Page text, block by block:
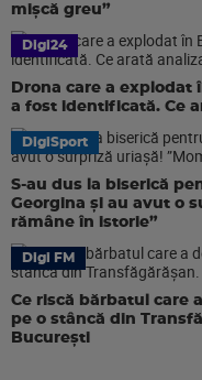
mișcă greu”
Digi24
Drona care a explodat
a fost identificată. Ce
DigiSport
S-au dus la biserică
Georgina și au avut o
rămâne în istorie”
Digi FM
Ce riscă bărbatul care
pe o stâncă din
București